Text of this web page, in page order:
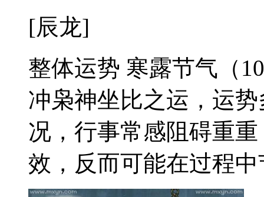
[辰龙]
整体运势 寒露节气（
冲枭神坐比之运，运
况，行事常感阻碍重
效，反而可能在过程